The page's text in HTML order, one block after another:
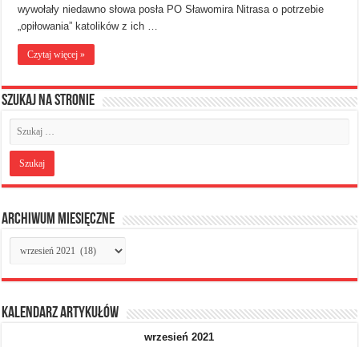
wywołały niedawno słowa posła PO Sławomira Nitrasa o potrzebie
„opiłowania” katolików z ich …
Czytaj więcej »
Szukaj na stronie
Archiwum miesięczne
Archiwum
miesięczne
Kalendarz artykułów
wrzesień 2021